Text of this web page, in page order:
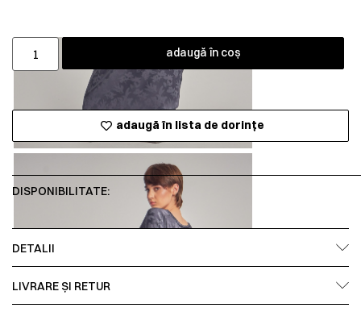
adaugă în coș
adaugă în lista de dorințe
DISPONIBILITATE:
DETALII
LIVRARE ȘI RETUR